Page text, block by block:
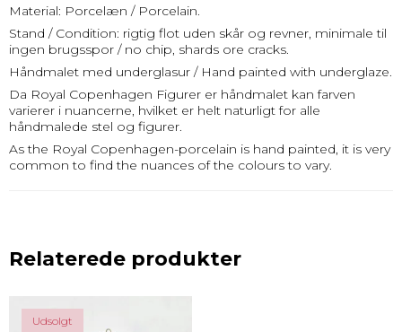
Material: Porcelæn / Porcelain.
Stand / Condition: rigtig flot uden skår og revner, minimale til
ingen brugsspor / no chip, shards ore cracks.
Håndmalet med underglasur / Hand painted with underglaze.
Da Royal Copenhagen Figurer er håndmalet kan farven
varierer i nuancerne, hvilket er helt naturligt for alle
håndmalede stel og figurer.
As the Royal Copenhagen-porcelain is hand painted, it is very
common to find the nuances of the colours to vary.
Relaterede produkter
Udsolgt